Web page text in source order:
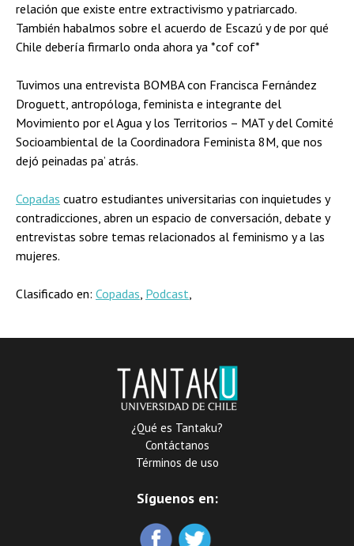
relación que existe entre extractivismo y patriarcado.
También habalmos sobre el acuerdo de Escazú y de por qué
Chile debería firmarlo onda ahora ya *cof cof*
Tuvimos una entrevista BOMBA con Francisca Fernández
Droguett, antropóloga, feminista e integrante del
Movimiento por el Agua y los Territorios – MAT y del Comité
Socioambiental de la Coordinadora Feminista 8M, que nos
dejó peinadas pa’ atrás.
Copadas cuatro estudiantes universitarias con inquietudes y
contradicciones, abren un espacio de conversación, debate y
entrevistas sobre temas relacionados al feminismo y a las
mujeres.
Clasificado en: Copadas, Podcast,
¿Qué es Tantaku?
Contáctanos
Términos de uso
Síguenos en: